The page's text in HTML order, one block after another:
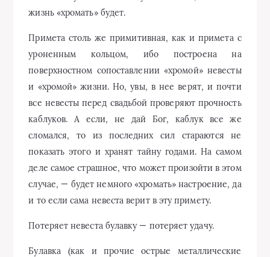
жизнь «хромать» будет.
Примета столь же примитивная, как и примета с
уроненным кольцом, ибо построена на
поверхностном сопоставлении «хромой» невесты
и «хромой» жизни. Но, увы, в нее верят, и почти
все невесты перед свадьбой проверяют прочность
каблуков. А если, не дай Бог, каблук все же
сломался, то из последних сил стараются не
показать этого и хранят тайну годами. На самом
деле самое страшное, что может произойти в этом
случае, — будет немного «хромать» настроение, да
и то если сама невеста верит в эту примету.
Потеряет невеста булавку — потеряет удачу.
Булавка (как и прочие острые металлические